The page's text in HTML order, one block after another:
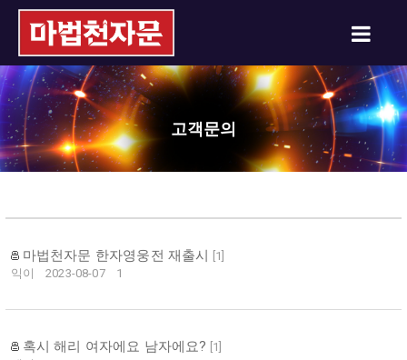
고객문의
마법천자문 한자영웅전 재출시 1
익이
2023-08-07 1
혹시 해리 여자에요 남자에요? 1